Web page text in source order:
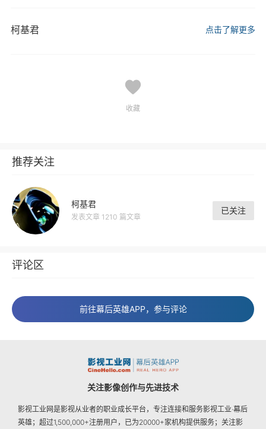
柯基君 点击了解更多
收藏
推荐关注
柯基君
发表文章 1210 篇文章
已关注
评论区
前往幕后英雄APP，参与评论
关注影像创作与先进技术
影视工业网是影视从业者的职业成长平台，专注连接和服务影视工业·幕后
英雄；超过1,500,000+注册用户，已为20000+家机构提供服务；关注影